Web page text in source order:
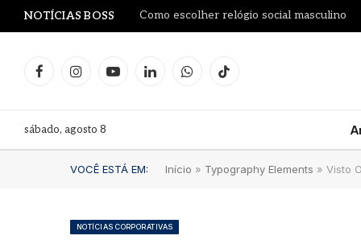
NOTÍCIAS BOSS Como escolher relógio social masculino
FacebookInstagramYouTubeLinkedInWhatsAppTikTok
sábado, agosto 8
VOCÊ ESTÁ EM: Início » Typography Elements » Visto
NOTÍCIAS CORPORATIVAS